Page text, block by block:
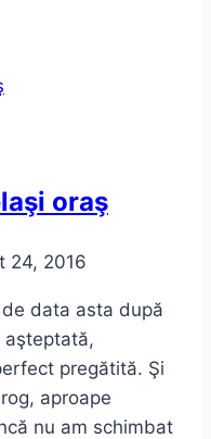
oraş
24, 2016
data asta după
aşteptată,
pregătită. Şi
aproape
nu am schimbat